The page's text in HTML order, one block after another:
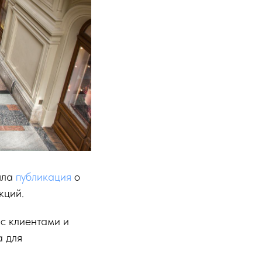
публикация о
клиентами и
для